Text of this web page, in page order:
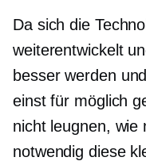
Da sich die
weiterentwickelt
besser werden
einst für möglich
nicht leugnen, wie
notwendig diese